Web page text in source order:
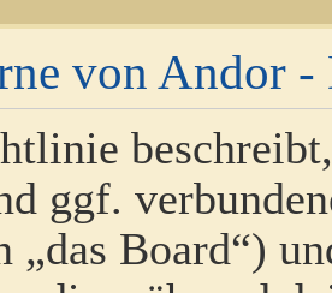
von Andor
ggf.
„das Board“)